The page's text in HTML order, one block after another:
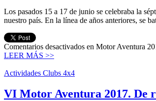
Los pasados 15 a 17 de junio se celebraba la
nuestro país. En la línea de años anteriores, se
Comentarios desactivados en Motor Aventura
LEER MÁS >>
Actividades Clubs 4x4
VI Motor Aventura 2017. De